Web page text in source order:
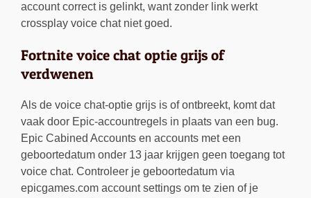
account correct is gelinkt, want zonder link werkt
crossplay voice chat niet goed.
Fortnite voice chat optie grijs of
verdwenen
Als de voice chat-optie grijs is of ontbreekt, komt dat
vaak door Epic-accountregels in plaats van een bug.
Epic Cabined Accounts en accounts met een
geboortedatum onder 13 jaar krijgen geen toegang tot
voice chat. Controleer je geboortedatum via
epicgames.com account settings om te zien of je